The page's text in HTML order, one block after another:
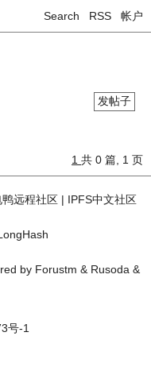
Search RSS 帐户
发帖子
1 共 0 篇, 1 页
鸭远程社区| IPFS中文社区
by Forustm & Rusoda &
号-1